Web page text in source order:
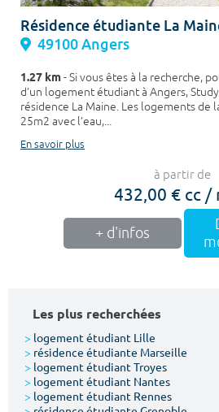
Résidence étudiante La
49100 Angers
1.27 km- Si vous êtes à la recherche,
d’un logement étudiant à Angers,
résidence La Maine. Les logements de
25m2 avec l’eau,...
En savoir plus
à partir de
432,00 € cc /
+ d'infos
Les plus recherchées
> logement étudiant Lille
> résidence étudiante Marseille
> logement étudiant Troyes
> logement étudiant Nantes
> logement étudiant Rennes